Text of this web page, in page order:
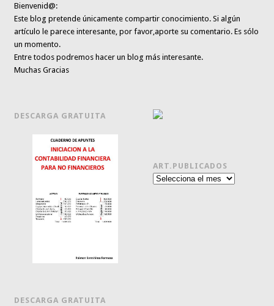
Bienvenid@:
Este blog pretende únicamentecompartir conocimiento. Si algún
artículo le parece interesante,por favor,aporte su comentario. Es sólo
un momento.
Entre todos podremos hacer un blog más interesante.
Muchas Gracias
DESCARGA GRATUITA
DESCARGA GRATUITA
ART.PUBLICADOS
Art.publicados